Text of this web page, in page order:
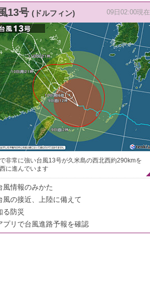
13号 (ドルフィン) 09日02:00現在
非常に強い台風13号が久米島の西北西約290kmを
に進んでいます
風情報のみかた
風の接近、上陸に備えて
る防災
プリで台風進路予報を確認